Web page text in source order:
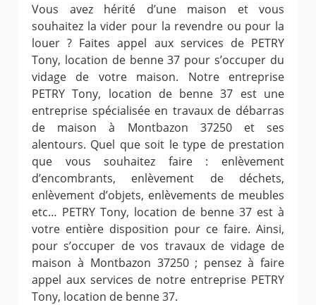
Vous avez hérité d’une maison et vous
souhaitez la vider pour la revendre ou pour la
louer ? Faites appel aux services de PETRY
Tony, location de benne 37 pour s’occuper du
vidage de votre maison. Notre entreprise
PETRY Tony, location de benne 37 est une
entreprise spécialisée en travaux de débarras
de maison à Montbazon 37250 et ses
alentours. Quel que soit le type de prestation
que vous souhaitez faire : enlèvement
d’encombrants, enlèvement de déchets,
enlèvement d’objets, enlèvements de meubles
etc… PETRY Tony, location de benne 37 est à
votre entière disposition pour ce faire. Ainsi,
pour s’occuper de vos travaux de vidage de
maison à Montbazon 37250 ; pensez à faire
appel aux services de notre entreprise PETRY
Tony, location de benne 37.